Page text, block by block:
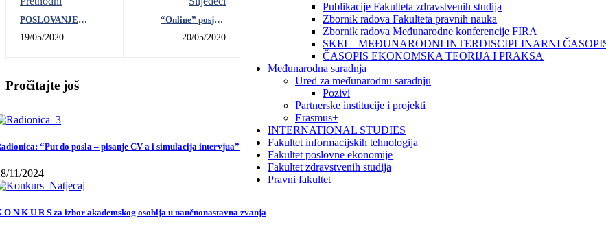
Publikacije Fakulteta zdravstvenih studija
Zbornik radova Fakulteta pravnih nauka
Zbornik radova Međunarodne konferencije FIRA
SKEI – MEĐUNARODNI INTERDISCIPLINARNI
ČASOPIS EKONOMSKA TEORIJA I PRAKSA
Međunarodna saradnja
Ured za međunarodnu saradnju
Pozivi
Partnerske institucije i projekti
Erasmus+
INTERNATIONAL STUDIES
Fakultet informacijskih tehnologija
Fakultet poslovne ekonomije
Fakultet zdravstvenih studija
Pravni fakultet
POSLOVANJE
RAČUNOVODSTVENIH
19/05/2020
“Online” posjeta
VETERINARSKOJ
20/05/2020
Pročitajte još
“Put do posla – pisanje CV-a i simulacija intervjua”
11/2024
O N K U R S za izbor akademskog osoblja u naučnonastavna zvanja